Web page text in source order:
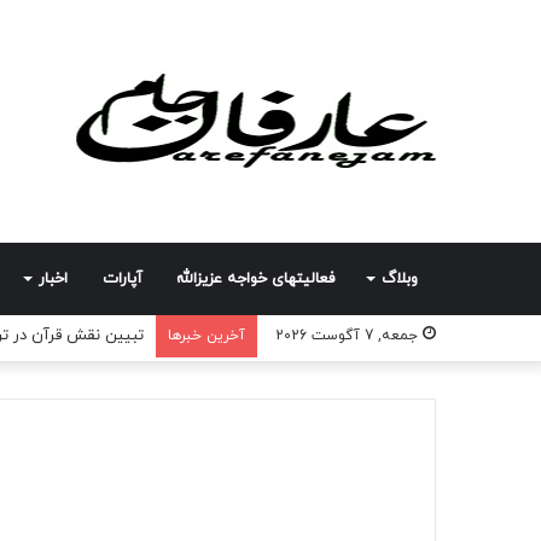
وبلاگ فعالیتهای خواجه عزیزالله آپارات اخبار
جمعه, 7 آگوست 2026 آخرین خبرها تبیین نقش قرآن در